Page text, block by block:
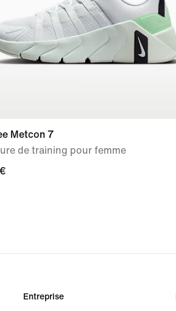
Metcon 7
de training pour femme
Entreprise